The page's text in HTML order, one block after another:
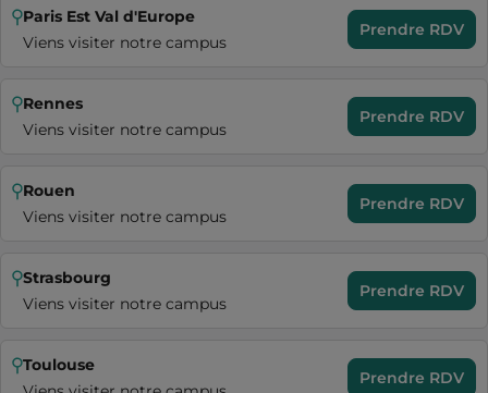
Paris Est Val d'Europe
Viens visiter notre campus
Prendre RDV
Rennes
Viens visiter notre campus
Prendre RDV
Rouen
Viens visiter notre campus
Prendre RDV
Strasbourg
Viens visiter notre campus
Prendre RDV
Toulouse
Prendre RDV